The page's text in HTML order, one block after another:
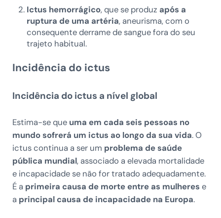
Ictus hemorrágico, que se produz após a
ruptura de uma artéria, aneurisma, com o
consequente derrame de sangue fora do seu
trajeto habitual.
Incidência do ictus
Incidência do ictus a nível global
Estima-se que uma em cada seis pessoas no
mundo sofrerá um ictus ao longo da sua vida. O
ictus continua a ser um problema de saúde
pública mundial, associado a elevada mortalidade
e incapacidade se não for tratado adequadamente.
É a primeira causa de morte entre as mulheres e
a principal causa de incapacidade na Europa.